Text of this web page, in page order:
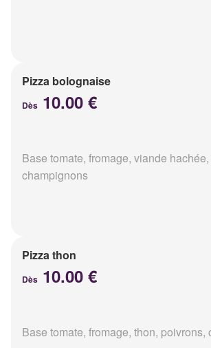
Pizza bolognaise
Dès 10.00 €
Base tomate, fromage, viande
champignons
Pizza thon
Dès 10.00 €
Base tomate, fromage, thon, poivrons,